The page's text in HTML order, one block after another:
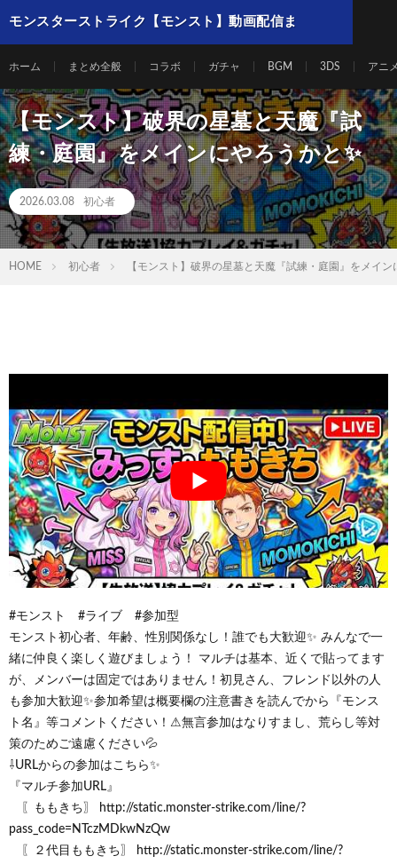
モンスターストライク【モンスト】動画配信ま
ホーム まとめ全般 コラボ ガチャ BGM 3DS アニ
【モンスト】破界の星墓と天魔『試
練・庭園』をメインにやろうかと✨
2026.03.08 初心者
HOME 初心者 【モンスト】破界の星墓と天魔『試練・庭園』をメイン
#モンスト #ライブ #参加型
モンスト初心者、年齢、性別関係なし！誰でも大歓迎✨ みんなで一
緒に仲良く楽しく遊びましょう！ マルチは基本、近くで貼ってます
が、メンバーは固定ではありません！初見さん、フレンド以外の人
も参加大歓迎✨参加希望は概要欄の注意書きを読んでから『モンス
ト名』等コメントください！⚠無言参加はなりすまし、荒らし等対
策のためご遠慮ください💦
⇩URLからの参加はこちら✨
『マルチ参加URL』
〖ももきち〗 http://static.monster-strike.com/line/?
pass_code=NTczMDkwNzQw
〖２代目ももきち〗 http://static.monster-strike.com/line/?